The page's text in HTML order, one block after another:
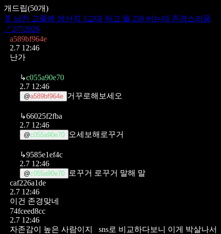
개드립(50개)
📄 남친 고졸에 생산직 3교대 하고 월 250 버는데 존경스러움
↗ 2/7/2026
a589bf964e
2.7 12:46
난가
↳c055a90e70
2.7 12:46
@a589bf964e 거꾸로해보세오
↳66025f2fba
2.7 12:46
@c055a90e70 오세보해로꾸거
↳9585e1ef4c
2.7 12:46
@c055a90e70
로꾸거 로꾸거 말해 말
caf226a1de
2.7 12:46
이건 존경맞네
74fceed8cc
2.7 12:46
자존감이 높은 사람이지
sns로 비교하다보니 이게 박살나서